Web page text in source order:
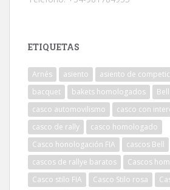
ETIQUETAS
Arnés asiento asiento de
bacquet
bakets homologados Bell
casco automovilismo
casco con
casco de rally
casco homologado
Casco honologación FIA
cascos Bell
cascos de rallye baratos
Cascos
Casco stilo FIA
Casco Stilo rosa